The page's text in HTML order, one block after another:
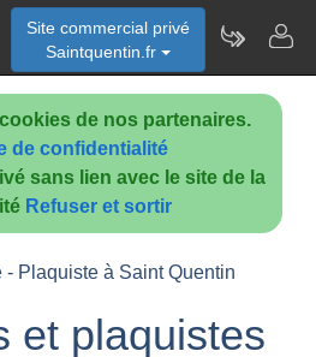
de nos partenaires.
de confidentialité
sans lien avec le site de la
Refuser et sortir
Site commercial privé
Saintquentin.fr
Plaquiste à Saint Quentin
et plaquistes